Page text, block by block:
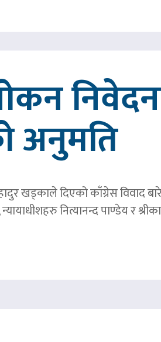
अनुमति
खड्काले दिएको काँग्रेस विवाद
नित्यानन्द पाण्डेय र